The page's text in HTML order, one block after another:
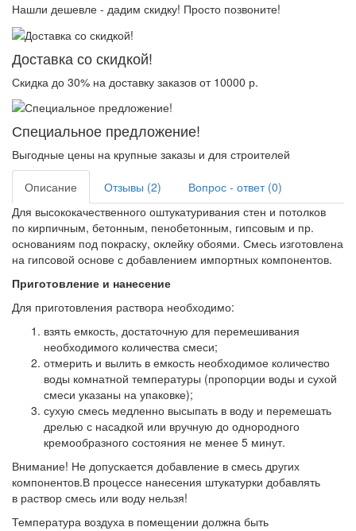
Нашли дешевле - дадим скидку! Просто позвоните!
Доставка со скидкой!
Скидка до 30% на доставку заказов от 10000 р.
Специальное предложение!
Выгодные цены на крупные заказы и для строителей
Описание Отзывы (2)
Вопрос - ответ (0)
Для высококачественного оштукатуривания стен и потолков
по кирпичным, бетонным, пенобетонным, гипсовым и пр.
основаниям под покраску, оклейку обоями. Смесь изготовлена
на гипсовой основе с добавлением импортных компонентов.
Приготовление и нанесение
Для приготовления раствора необходимо:
взять емкость, достаточную для перемешивания
необходимого количества смеси;
отмерить и вылить в емкость необходимое количество
воды комнатной температуры (пропорции воды и сухой
смеси указаны на упаковке);
сухую смесь медленно высыпать в воду и перемешать
дрелью с насадкой или вручную до однородного
кремообразного состояния не менее 5 минут.
Внимание! Не допускается добавление в смесь других
компонентов.В процессе нанесения штукатурки добавлять
в раствор смесь или воду нельзя!
Температура воздуха в помещении должна быть